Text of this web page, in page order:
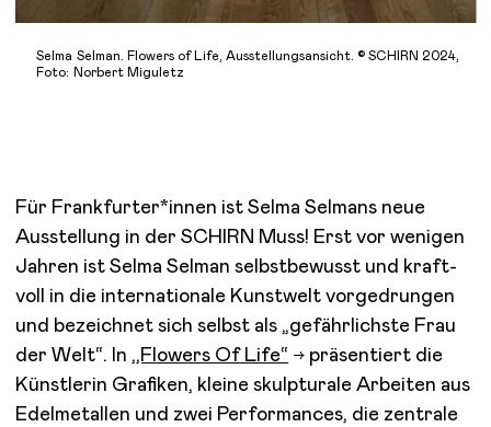
Selma Selman. Flowers of Life, Ausstellungsansicht. © SCHIRN 2024,
Foto: Norbert Miguletz
Für Frankfurter*innen ist Selma Selmans neue
Ausstellung in der SCHIRN Muss! Erst vor weni­gen
Jahren ist Selma Selman selbst­be­wusst und kraft­
voll in die inter­na­tio­nale Kunst­welt vorge­drun­gen
und bezeich­net sich selbst als „gefähr­lichste Frau
der Welt“. In ,,Flowers Of Life“
präsen­tiert die
Künst­le­rin Grafi­ken, kleine skulp­tu­rale Arbei­ten aus
Edel­me­tal­len und zwei Perfor­man­ces, die zentrale